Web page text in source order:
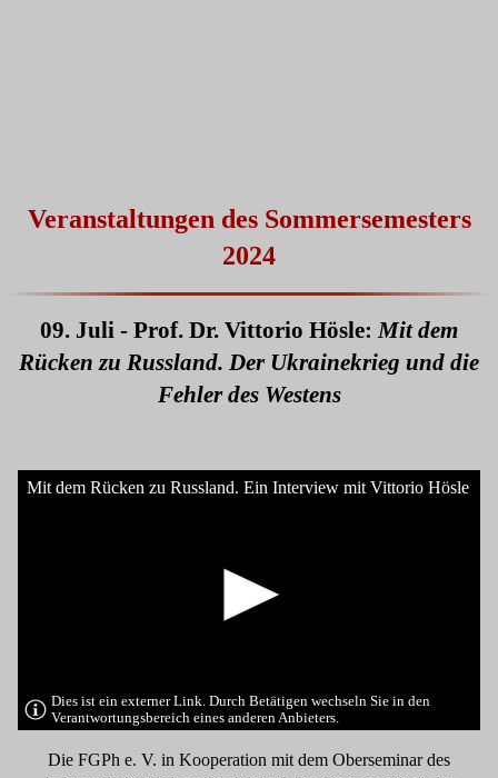
Veranstaltungen des Sommersemesters
2024
09. Juli - Prof. Dr. Vittorio Hösle: Mit dem
Rücken zu Russland. Der Ukrainekrieg und die
Fehler des Westens
Mit dem Rücken zu Russland. Ein Interview mit Vittorio Hösle
Dies ist ein externer Link. Durch Betätigen wechseln Sie in den
Verantwortungsbereich eines anderen Anbieters.
Die FGPh e. V. in Kooperation mit dem Oberseminar des